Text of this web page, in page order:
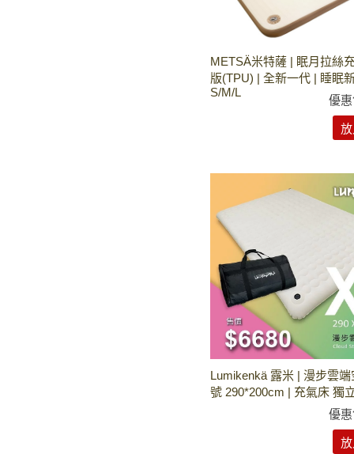
METSÄ米特薩 | 眠月拉絲
版(TPU) | 全新一代 | 睡眠
S/M/L
優
Lumikenkä 露米 | 漫步雲
號 290*200cm | 充氣床 獨
優